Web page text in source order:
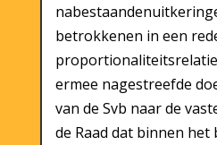
betrokkenen in een
ermee nagestreefde
van de Svb naar de
de Raad dat binnen het